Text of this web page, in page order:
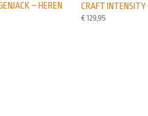
– HEREN CRAFT INTENSITY
€ 129,95